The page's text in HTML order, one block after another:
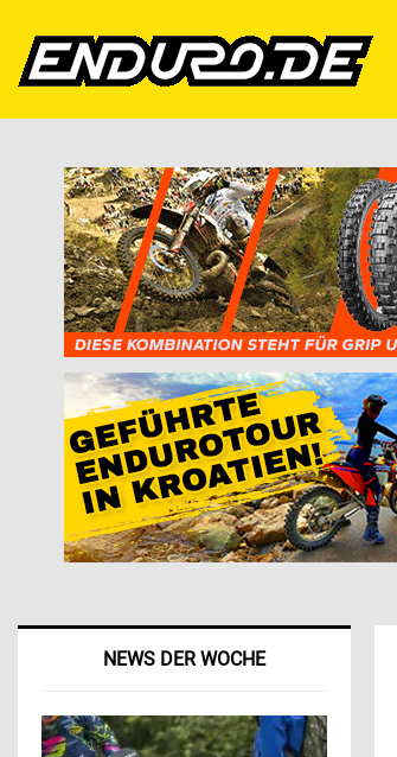
NEWS DER WOCHE